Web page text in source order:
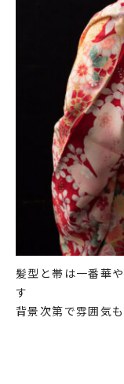
髪型と帯は一番華
す
背景次第で雰囲気